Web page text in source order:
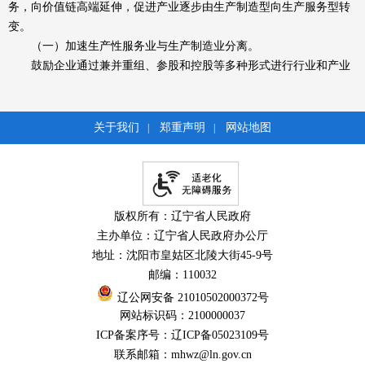
务，向价值链高端延伸，促进产业逐步由生产制造型向生产服务型转
变。
（一）加速生产性服务业与生产制造业分离。
鼓励企业通过兼并重组、参股和控股等多种形式进行行业和产业
性服务业综合改革试点，鼓励生产制造企业分离研发设计、总集成总
承包、检验检测、贸易营销、专业配套、职业技能培训等内置服务，
切实发挥生产性服务业在促进制造业转型升级中的引领支撑作用。在
原有18家工业试点企业的基础上，扩大试点范围，推广沈阳远大、沈
阳特变电工和鞍钢集团的成功经验，为全省生产性服务业创新发展提
供典型示范，实现由国内市场向国内外两个市场、单机销售向总集成
总承包、生产制造型向生产服务型“三个转变”。鼓励和支持生产制造
企业做强做专主业，增强核心竞争力。支持本钢等企业剥离生产性服
务业，引入社会资本发展混合所有制，将生产服务企业纳入市政服务
体系，实现地方和企业共赢。坚持政府推动、企业主导、突出重点和
注重实效，在遵循企业意愿和市场规律的前提下，充分运用政策导向
激发企业主辅分离积极性。根据不同行业和企业特点，分批次、分阶
段有序推进生产性服务业分离工作。同时，注重分离后服务企业的整
关于我们 郑重声明 网站地图
版权所有：辽宁省人民政府
主办单位：辽宁省人民政府办公厅
地址：沈阳市皇姑区北陵大街45-9号
邮编：110032
辽公网安备 21010502000372号
网站标识码：2100000037
ICP备案序号：辽ICP备05023109号
联系邮箱：mhwz@ln.gov.cn